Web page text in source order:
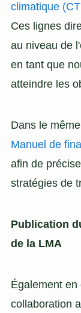
climatique
Ces lignes
au niveau de
en tant que
atteindre les
Dans le
Manuel de
afin de
stratégies de
Publication
de la LMA
Également
collaboration